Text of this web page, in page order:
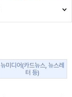
뉴미디어(카드뉴스, 뉴스레
터 등)